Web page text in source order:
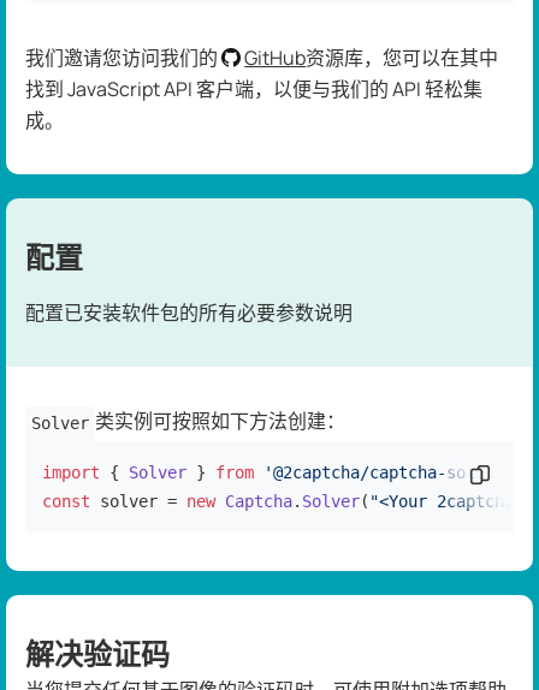
我们邀请您访问我们的 GitHub资源库，您可以在其中
找到 JavaScript API 客户端，以便与我们的 API 轻松集
成。
配置
配置已安装软件包的所有必要参数说明
Solver 类实例可按照如下方法创建：
import { Solver } from
'@2captcha/captcha-solver'
const solver = new Captcha. Solver( "<Your 2captcha
复制代
解决验证码